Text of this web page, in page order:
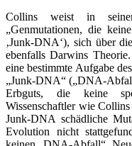
Collins weist in
„Genmutationen, die
‚Junk-DNA‘), sich über
ebenfalls Darwins
eine bestimmte Aufgabe
„Junk-DNA“ („DNA-
Erbguts, die keine
Wissenschaftler wie
Junk-DNA schädliche
Evolution nicht